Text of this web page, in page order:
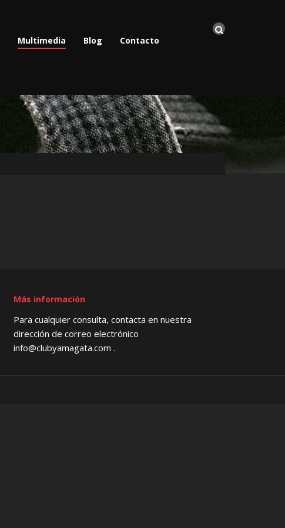
Multimedia Blog Contacto
Más información
Para cualquier consulta, contacta en nuestra
dirección de correo electrónico
info@clubyamagata.com .